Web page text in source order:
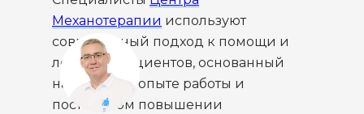
Механотерапии используют
современный подход к помощи и
лечению пациентов, основанный
на большом опыте работы и
постоянном повышении